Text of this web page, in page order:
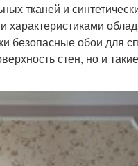
тканей и
безопасные обои для
стен, но и